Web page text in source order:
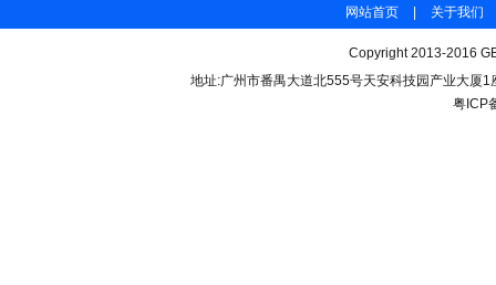
网站首页 关于我们
Copyright 2013-2016
地址:广州市番禺大道北555号天安科技园产业大厦
粤ICP